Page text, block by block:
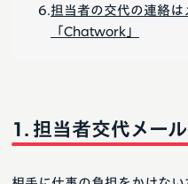
担当者の交代の連絡は
「Chatwork」
担当者交代メー